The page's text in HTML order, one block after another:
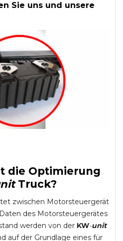
Sie uns und unsere
die Optimierung
Truck?
zwischen Motorsteuergerät
des Motorsteuergerätes
werden von der KW-unit
auf der Grundlage eines für